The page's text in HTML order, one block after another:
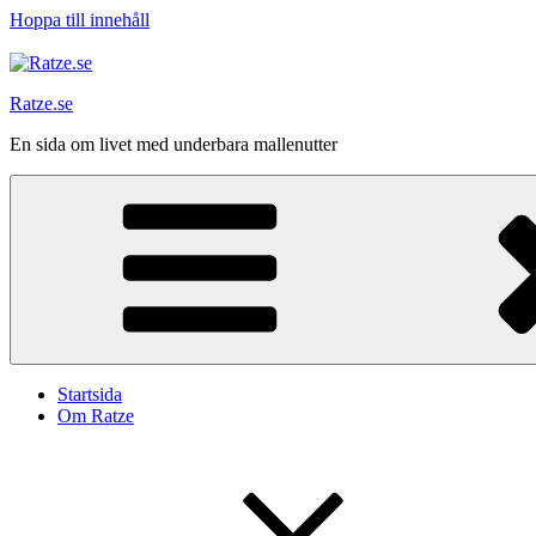
Hoppa till innehåll
Ratze.se
En sida om livet med underbara mallenutter
Startsida
Om Ratze